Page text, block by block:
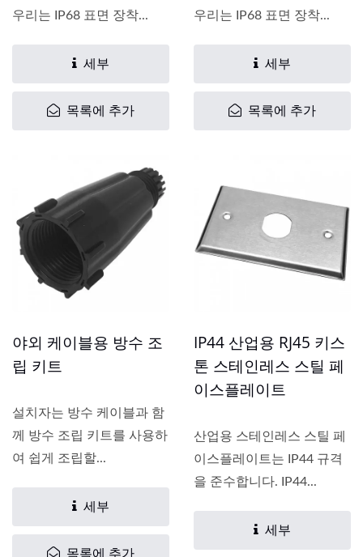
우리는 IP68 표면 장착...
세부
목록에 추가
우리는 IP68 표면 장착...
세부
목록에 추가
야외 케이블용 방수 조
립 키트
설치자는 방수 케이블과 함
께 방수 조립 키트를 사용하
여 쉽게 조립할...
세부
목록에 추가
IP44 산업용 RJ45 키스
톤 스테인레스 스틸 페
이스플레이트
산업용 스테인레스 스틸 페
이스플레이트는 IP44 규격
을 준수합니다. IP44...
세부